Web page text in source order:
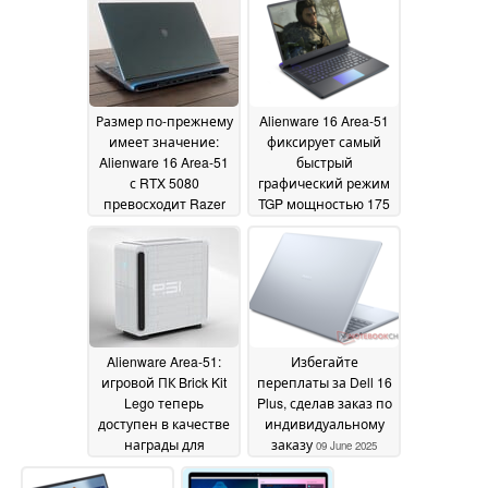
July 2025
Размер по-прежнему
имеет значение:
Alienware 16 Area-51
с RTX 5080
превосходит Razer
Blade 16 с RTX 5090
13 June 2025
Alienware 16 Area-51
фиксирует самый
быстрый
графический режим
TGP мощностью 175
настройкой
вентилятора
11 June
Alienware Area-51:
игровой ПК Brick Kit
Lego теперь
доступен в качестве
награды для
лояльных
Избегайте
переплаты за Dell 16
Plus, сделав заказ по
индивидуальному
заказу 09 June 2025